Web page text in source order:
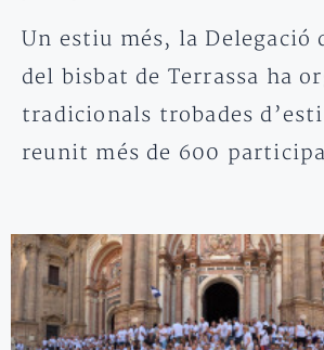
Un estiu més, la Delegació
del bisbat de Terrassa ha
tradicionals trobades
reunit més de 600